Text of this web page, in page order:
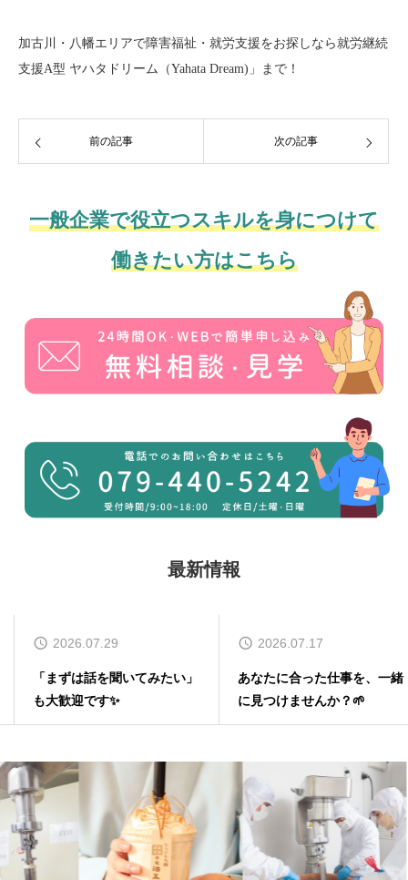
加古川・八幡エリアで障害福祉・就労支援をお探しなら就労継続
支援A型 ヤハタドリーム（Yahata Dream)」まで！
前の記事 次の記事
一般企業で役立つスキルを身につけて
働きたい方はこちら
最新情報
2026.07.29
「まずは話を聞いてみたい」
も大歓迎です✨
2026.07.17
あなたに合った仕事を、一緒
に見つけませんか？🌱